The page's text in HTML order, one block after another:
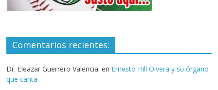
Comentarios recientes:
Dr. Eleazar Guerrero Valencia. en Ernesto Hill Olvera y su órgano
que canta